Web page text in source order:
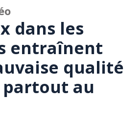
dans les
entraînent
qualité
au